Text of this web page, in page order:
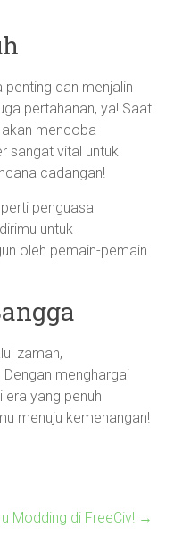
dan menjalin
pertahanan, ya! Saat
mencoba
sangat vital untuk
cadangan!
penguasa
untuk
oleh pemain-pemain
zaman,
menghargai
yang penuh
menuju kemenangan!
Modding di FreeCiv! →